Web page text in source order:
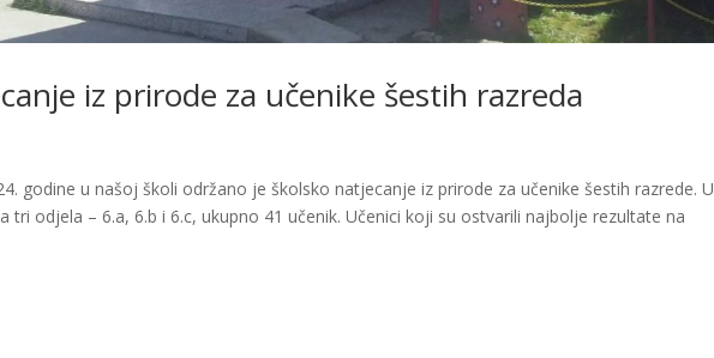
iz prirode za učenike šestih razreda
godine u našoj školi održano je školsko natjecanje iz prirode za učenike šestih razrede. U
tri odjela – 6.a, 6.b i 6.c, ukupno 41 učenik. Učenici koji su ostvarili najbolje rezultate na